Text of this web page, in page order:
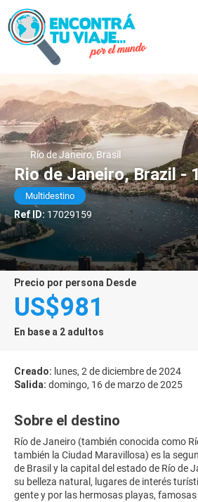
Río de Janeiro, Brasil
Rio de Janeiro, Brazil -
Multidestino
Ref ID: 17029159
precio por persona Desde
US$981
En base a 2 adultos
Creado: lunes, 2 de diciembre de 2024
Salida: domingo, 16 de marzo de 2025
Sobre el destino
Río de Janeiro (también conocida como
también la Ciudad Maravillosa) es la
de Brasil y la capital del estado de Río de
su belleza natural, lugares de interés
gente y por las hermosas playas,